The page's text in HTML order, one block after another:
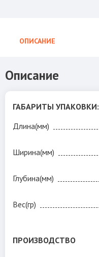
ОПИСАНИЕ
Описание
ГАБАРИТЫ УПАКОВКИ:
Длина(мм)
Ширина(мм)
Глубина(мм)
Вес(гр)
ПРОИЗВОДСТВО